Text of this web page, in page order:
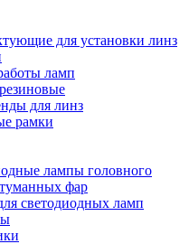
для установки линз
ламп
для линз
рамки
лампы головного
фар
светодиодных ламп